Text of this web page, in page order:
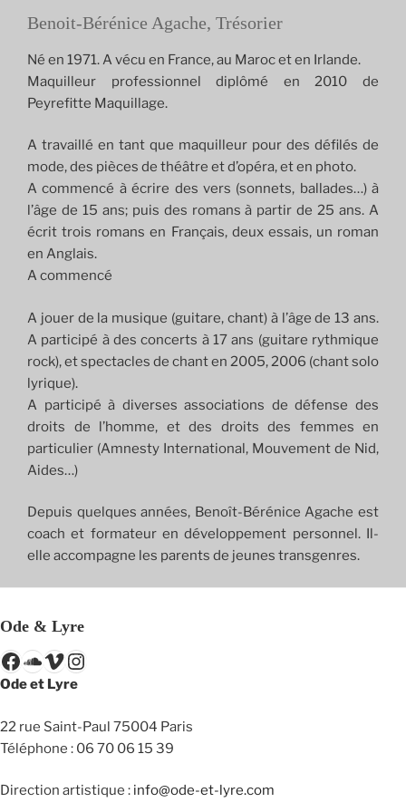
Benoit-Bérénice Agache, Trésorier
Né en 1971. A vécu en France, au Maroc et en Irlande.
Maquilleur professionnel diplômé en 2010 de
Peyrefitte Maquillage.
A travaillé en tant que maquilleur pour des défilés de
mode, des pièces de théâtre et d’opéra, et en photo.
A commencé à écrire des vers (sonnets, ballades…) à
l’âge de 15 ans; puis des romans à partir de 25 ans. A
écrit trois romans en Français, deux essais, un roman
en Anglais.
A commencé
A jouer de la musique (guitare, chant) à l’âge de 13 ans.
A participé à des concerts à 17 ans (guitare rythmique
rock), et spectacles de chant en 2005, 2006 (chant solo
lyrique).
A participé à diverses associations de défense des
droits de l’homme, et des droits des femmes en
particulier (Amnesty International, Mouvement de Nid,
Aides…)
Depuis quelques années, Benoît-Bérénice Agache est
coach et formateur en développement personnel. Il-
elle accompagne les parents de jeunes transgenres.
Ode & Lyre
Facebook
SoundCloud
Vimeo
Instagram
Ode et Lyre
22 rue Saint-Paul 75004 Paris
Téléphone : 06 70 06 15 39
Direction artistique : info@ode-et-lyre.com